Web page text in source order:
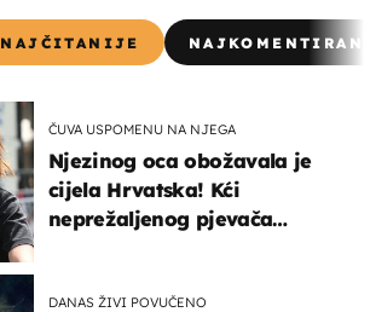
NAJČITANIJE
ČUVA USPOMENU NA NJEGA
Njezinog oca obožavala je
cijela Hrvatska! Kći
neprežaljenog pjevača
DANAS ŽIVI POVUČENO